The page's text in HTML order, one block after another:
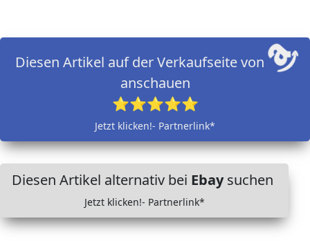
Diesen Artikel auf der Verkaufseite von
anschauen
⭐⭐⭐⭐⭐
Jetzt klicken!- Partnerlink*
Diesen Artikel alternativ bei Ebaysuchen
Jetzt klicken!- Partnerlink*